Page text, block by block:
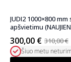
JUDI2 1000×800
apšvietimu
310,00€
Pradinė
kaina
300,00 €
Dabartinė
kainaŠiuo metu